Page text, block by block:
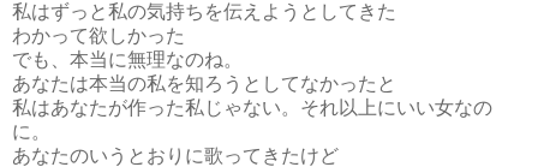
私はずっと私の気持ちを伝えようとしてきた
わかって欲しかった
でも、本当に無理なのね。
あなたは本当の私を知ろうとしてなかったと
私はあなたが作った私じゃない。それ以上にいい女なの
に。
あなたのいうとおりに歌ってきたけど